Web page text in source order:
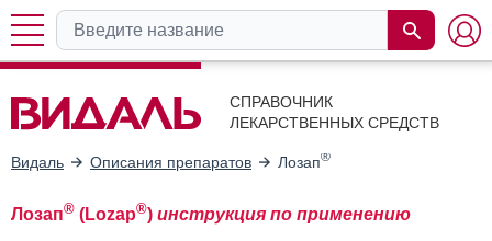
СПРАВОЧНИК
ЛЕКАРСТВЕННЫХ СРЕДСТВ
Видаль Описания препаратов Лозап®
Лозап® (Lozap®) инструкция по применению